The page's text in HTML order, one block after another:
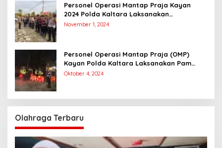
Personel Operasi Mantap Praja Kayan
2024 Polda Kaltara Laksanakan
Pengamanan Simulasi Pemungutan dan
November 1, 2024
Personel Operasi Mantap Praja (OMP)
Kayan Polda Kaltara Laksanakan Pam
Kampanye Paslon Gubernur dan Wakil
Oktober 4, 2024
Olahraga Terbaru